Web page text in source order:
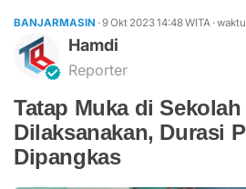
BANJARMASIN · 9 Okt 202314:48WITA ·
Hamdi
Reporter
Tatap Muka di
Dilaksanakan, Durasi
Dipangkas